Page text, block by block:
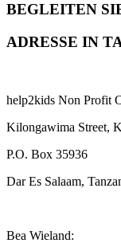
BEGLEITEN
ADRESSE IN
help2kids Non Profit
Kilongawima Street,
P.O. Box 35936
Dar Es Salaam,
Bea Wieland: